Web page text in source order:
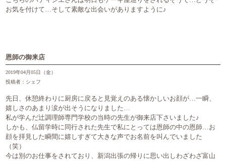
お気を付けて…そして素敵な出会いがありますように♪
恩師の御来店
2019年04月05日（金）
投稿者：シェフ
先日、休憩終わりに厨房に戻ると見覚えのある懐かしいお顔が…一瞬、
嬉しさのあまり涙が出そうになりました…
私が学んだ辻調理師専門学校の当時の先生が御来店下さいました♪
しかも、仏留学時に同行された先生で私にとっては恩師の中の恩師…お
顔を拝見した瞬間に嬉しすぎて大きな声でお名前を叫んでいました
（笑）
今は別のお仕事をされており、新潟出張の帰りに思い出しわざわざ富山